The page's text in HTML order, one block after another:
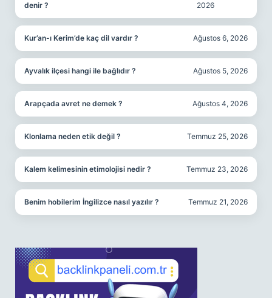
denir ?
2026
Kur’an-ı Kerim’de kaç dil vardır ? Ağustos 6, 2026
Ayvalık ilçesi hangi ile bağlıdır ? Ağustos 5, 2026
Arapçada avret ne demek ? Ağustos 4, 2026
Klonlama neden etik değil ? Temmuz 25, 2026
Kalem kelimesinin etimolojisi nedir ? Temmuz 23, 2026
Benim hobilerim İngilizce nasıl yazılır ? Temmuz 21, 2026